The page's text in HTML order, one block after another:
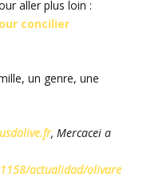
aller plus loin :
concilier
un genre, une
, Mercacei a
actualidad/olivare